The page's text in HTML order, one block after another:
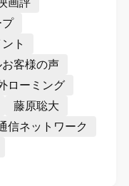
プ
ト
客様の声
ローミング
藤原聡大
信ネットワーク